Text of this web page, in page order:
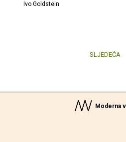
Ivo Goldstein
SLJEDEĆA
Moderna